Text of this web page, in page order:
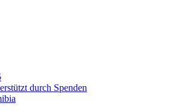
durch Spenden